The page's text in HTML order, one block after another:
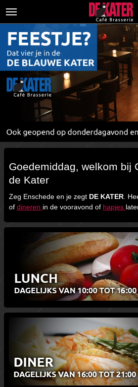
LUNCH
DINER
DAGMENU
BLAUWE KATER
CONTACT
Goedemiddag, welkom bij
de Kater
Zeg Enschede en je zegt DE KATER .
of dineren in de vooravond of hapjes